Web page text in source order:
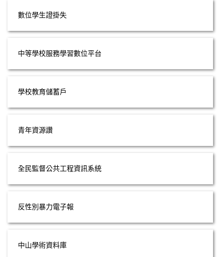
數位學生證掛失
中等學校服務學習數位平台
學校教育儲蓄戶
青年資源讚
全民監督公共工程資訊系統
反性別暴力電子報
中山學術資料庫